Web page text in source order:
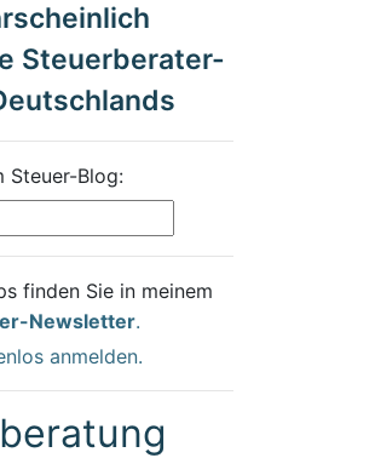
Steuerberater-
Steuer-Blog:
finden Sie in meinem
Newsletter.
anmelden.